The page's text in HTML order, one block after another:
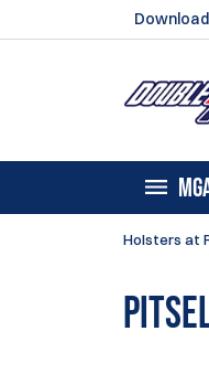
Holsters at